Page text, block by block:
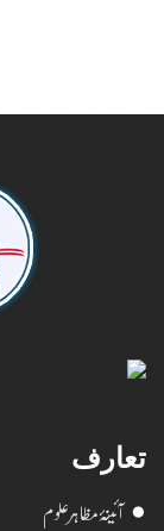
تعارف
آئینۂ مظاہر علوم